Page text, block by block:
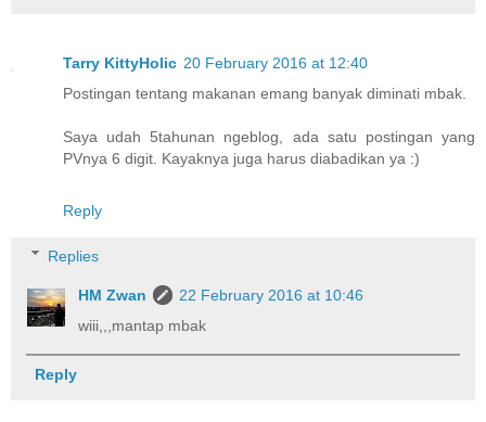
Tarry KittyHolic 20 February 2016 at 12:40
Postingan tentang makanan emang banyak diminati mbak.
Saya udah 5tahunan ngeblog, ada satu postingan yang
PVnya 6 digit. Kayaknya juga harus diabadikan ya :)
Reply
Replies
HM Zwan
22 February 2016 at 10:46
wiii,,,mantap mbak
Reply